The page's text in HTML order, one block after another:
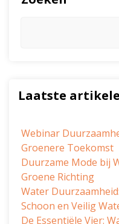
Laatste
Webinar
Groenere Toekomst
Duurzame Mode bij
Groene Richting
Water
Schoon en Veilig
De Essentiële Vier: